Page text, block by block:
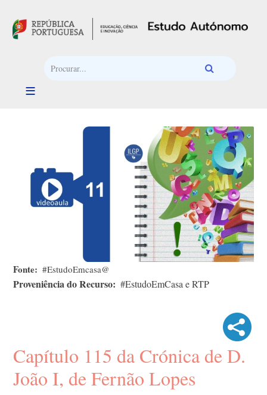
Fonte #EstudoEmcasa@
Proveniência do Recurso #EstudoEmCasa e RTP
Capítulo 115 da Crónica de D.
João I, de Fernão Lopes